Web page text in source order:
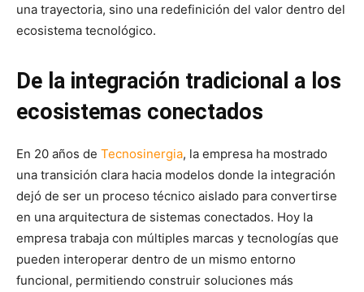
una trayectoria, sino una redefinición del valor dentro del
ecosistema tecnológico.
De la integración tradicional a los
ecosistemas conectados
En 20 años de Tecnosinergia, la empresa ha mostrado
una transición clara hacia modelos donde la integración
dejó de ser un proceso técnico aislado para convertirse
en una arquitectura de sistemas conectados. Hoy la
empresa trabaja con múltiples marcas y tecnologías que
pueden interoperar dentro de un mismo entorno
funcional, permitiendo construir soluciones más